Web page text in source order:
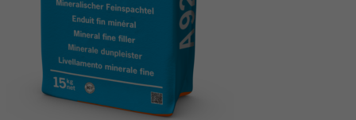
Laufzeit 6 Monate
Zweck
reCAPTCHA setzt ein notwendiges Cookie
(_GRECAPTCHA), wenn es zum Zweck der
Risikoanalyse ausgeführt wird.